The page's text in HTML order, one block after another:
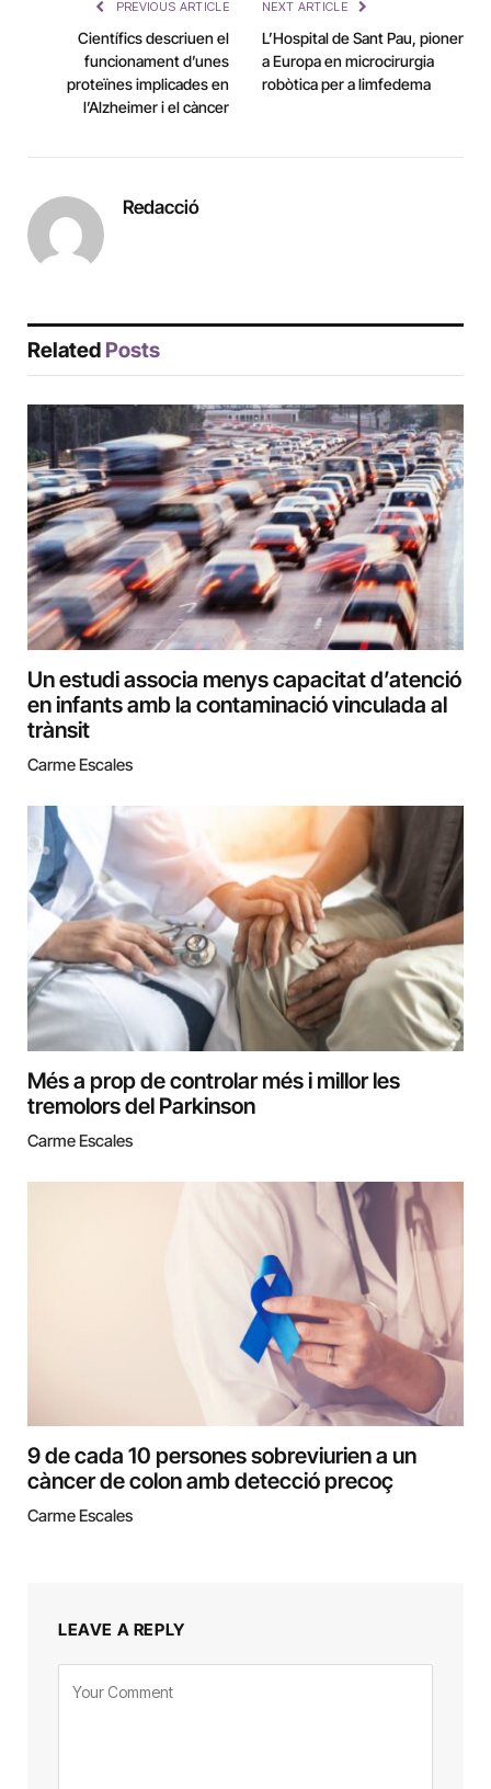
PREVIOUS ARTICLE
Científics descriuen el
funcionament d’unes
proteïnes implicades en
l’Alzheimer i el càncer
NEXT ARTICLE
L’Hospital de Sant Pau, pioner
a Europa en microcirurgia
robòtica per a limfedema
Redacció
Related Posts
Un estudi associa menys capacitat d’atenció
en infants amb la contaminació vinculada al
trànsit
Carme Escales
Més a prop de controlar més i millor les
tremolors del Parkinson
Carme Escales
9 de cada 10 persones sobreviurien a un
càncer de colon amb detecció precoç
Carme Escales
LEAVE A REPLY